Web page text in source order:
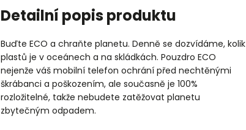
Detailní popis produktu
Buďte ECO a chraňte planetu. Denně se dozvídáme, kolik
plastů je v oceánech a na skládkách. Pouzdro ECO
nejenže váš mobilní telefon ochrání před nechtěnými
škrábanci a poškozením, ale současně je 100%
rozložitelné, takže nebudete zatěžovat planetu
zbytečným odpadem.